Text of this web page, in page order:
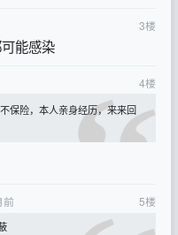
3楼
能感染
4楼
保险，本人亲身经历，来来回
前 5楼